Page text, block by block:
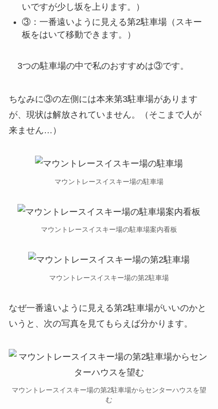
いですが少し坂を上ります。）
③：一番遠いように見える第2駐車場（スキー
板をはいて移動できます。）
3つの駐車場の中で私のおすすめは③です。
ちなみに③の左側には本来第3駐車場があります
が、現状は解放されていません。（そこまで人が
来ません…）
マウントレースイスキー場の駐車場
マウントレースイスキー場の駐車場案内看板
マウントレースイスキー場の第2駐車場
なぜ一番遠いように見える第2駐車場がいいのかと
いうと、次の写真を見てもらえば分かります。
マウントレースイスキー場の第2駐車場からセンターハウスを望
む